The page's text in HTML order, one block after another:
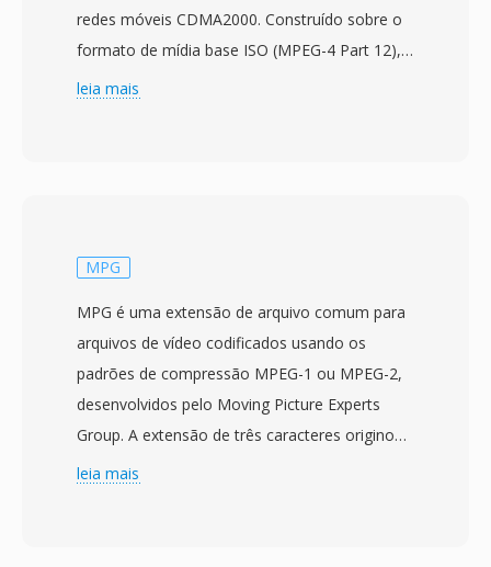
redes móveis CDMA2000. Construído sobre o
formato de mídia base ISO (MPEG-4 Part 12),
ele armazena vídeo codificado com H.263 ou
lidarem com mensagens multimídia é
projetados para condições de largura de banda
extremamente baixa, alcançando qualidade de
vídeo reproduzível em taxas de bits tão baixas
quanto 30-60 kbps. Isso torna o formato
especialmente eficiente para captura de vídeo
móvel em dispositivos com poder de
leia mais
MPG
MPG é uma extensão de arquivo comum para
arquivos de vídeo codificados usando os
padrões de compressão MPEG-1 ou MPEG-2,
desenvolvidos pelo Moving Picture Experts
Group. A extensão de três caracteres originou-
se dos sistemas de arquivos iniciais do
leia mais